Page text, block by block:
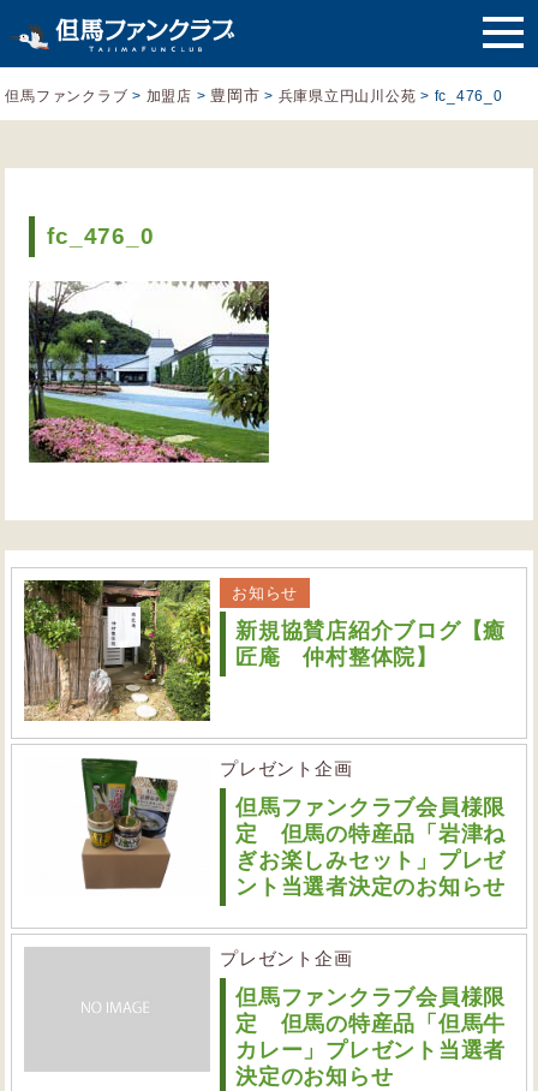
但馬ファンクラブ > 加盟店 > 豊岡市 > 兵庫県立円山川公苑 > fc_476_0
fc_476_0
お知らせ
新規協賛店紹介ブログ【癒
匠庵 仲村整体院】
プレゼント企画
但馬ファンクラブ会員様限
定 但馬の特産品「岩津ね
ぎお楽しみセット」プレゼ
ント当選者決定のお知らせ
プレゼント企画
但馬ファンクラブ会員様限
定 但馬の特産品「但馬牛
カレー」プレゼント当選者
決定のお知らせ